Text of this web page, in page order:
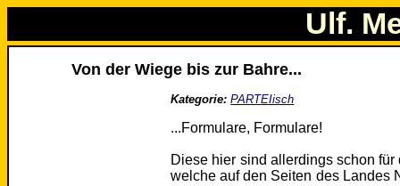
Ulf.
Von der Wiege bis zur Bahre...
Kategorie: PARTEIisch
...Formulare, Formulare!
Diese hier sind allerdings schon
welche auf den Seiten des Landes